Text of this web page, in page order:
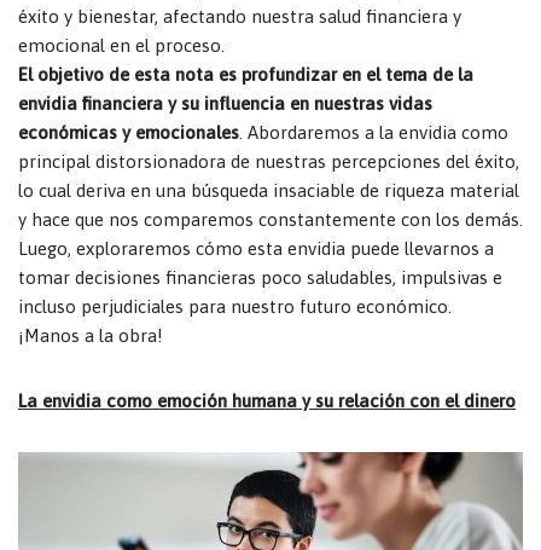
éxito y bienestar, afectando nuestra salud financiera y
emocional en el proceso.
El objetivo de esta nota es profundizar en el tema de la
envidia financiera y su influencia en nuestras vidas
económicas y emocionales . Abordaremos a la envidia como
principal distorsionadora de nuestras percepciones del éxito,
lo cual deriva en una búsqueda insaciable de riqueza material
y hace que nos comparemos constantemente con los demás.
Luego, exploraremos cómo esta envidia puede llevarnos a
tomar decisiones financieras poco saludables, impulsivas e
incluso perjudiciales para nuestro futuro económico.
¡Manos a la obra!
La envidia como emoción humana y su relación con el dinero